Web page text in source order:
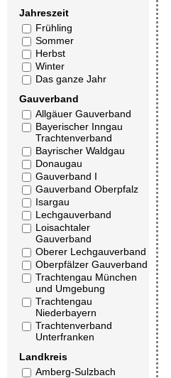
Jahreszeit
Frühling
Sommer
Herbst
Winter
Das ganze Jahr
Gauverband
Allgäuer Gauverband
Bayerischer Inngau
Trachtenverband
Bayrischer Waldgau
Donaugau
Gauverband I
Gauverband Oberpfalz
Isargau
Lechgauverband
Loisachtaler
Gauverband
Oberer Lechgauverband
Oberpfälzer Gauverband
Trachtengau München
und Umgebung
Trachtengau
Niederbayern
Trachtenverband
Unterfranken
Landkreis
Amberg-Sulzbach